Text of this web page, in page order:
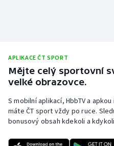
APLIKACE ČT SPORT
Mějte celý sportovní
velké obrazovce.
S mobilní aplikací, HbbTV a
máte ČT sport vždy po ruce.
bonusový obsah kdekoli a